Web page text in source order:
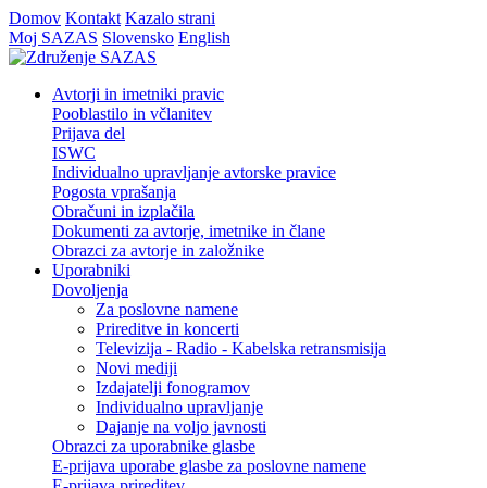
Domov Kontakt Kazalo strani
Moj SAZAS Slovensko English
Avtorji in imetniki pravic
Pooblastilo in včlanitev
Prijava del
ISWC
Individualno upravljanje avtorske pravice
Pogosta vprašanja
Obračuni in izplačila
Dokumenti za avtorje, imetnike in člane
Obrazci za avtorje in založnike
Uporabniki
Dovoljenja
Za poslovne namene
Prireditve in koncerti
Televizija - Radio - Kabelska retransmisija
Novi mediji
Izdajatelji fonogramov
Individualno upravljanje
Dajanje na voljo javnosti
Obrazci za uporabnike glasbe
E-prijava uporabe glasbe za poslovne namene